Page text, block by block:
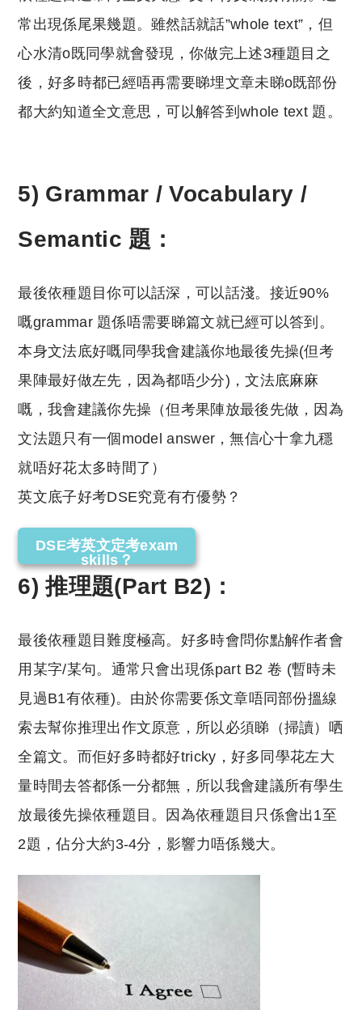
常出現係尾果幾題。雖然話就話”whole text”，但
心水清o既同學就會發現，你做完上述3種題目之
後，好多時都已經唔再需要睇埋文章未睇o既部份
都大約知道全文意思，可以解答到whole text 題。
5) Grammar / Vocabulary /
Semantic 題：
最後依種題目你可以話深，可以話淺。接近90%
嘅grammar 題係唔需要睇篇文就已經可以答到。
本身文法底好嘅同學我會建議你地最後先操(但考
果陣最好做左先，因為都唔少分)，文法底麻麻
嘅，我會建議你先操（但考果陣放最後先做，因為
文法題只有一個model answer，無信心十拿九穩
就唔好花太多時間了）
英文底子好考DSE究竟有冇優勢？
DSE考英文定考exam
skills？
6) 推理題(Part B2)：
最後依種題目難度極高。好多時會問你點解作者會
用某字/某句。通常只會出現係part B2 卷 (暫時未
見過B1有依種)。由於你需要係文章唔同部份搵線
索去幫你推理出作文原意，所以必須睇（掃讀）哂
全篇文。而佢好多時都好tricky，好多同學花左大
量時間去答都係一分都無，所以我會建議所有學生
放最後先操依種題目。因為依種題目只係會出1至
2題，佔分大約3-4分，影響力唔係幾大。